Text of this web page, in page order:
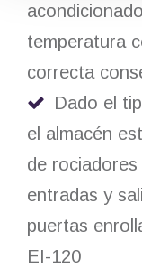
temperatura
correcta
Dado el
el almacén
de
entradas y
puertas
EI-120